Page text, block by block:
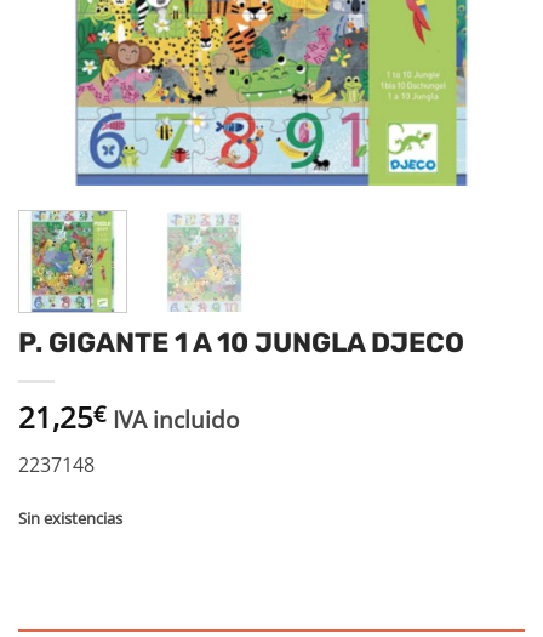
P. GIGANTE 1 A 10 JUNGLA DJECO
21,25€ IVA incluido
2237148
Sin existencias